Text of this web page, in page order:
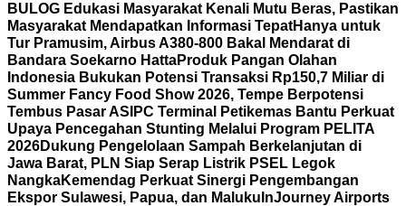
BULOG Edukasi Masyarakat Kenali Mutu Beras, Pastikan
Masyarakat Mendapatkan Informasi TepatHanya untuk
Tur Pramusim, Airbus A380-800 Bakal Mendarat di
Bandara Soekarno HattaProduk Pangan Olahan
Indonesia Bukukan Potensi Transaksi Rp150,7 Miliar di
Summer Fancy Food Show 2026, Tempe Berpotensi
Tembus Pasar AS IPC Terminal Petikemas Bantu Perkuat
Upaya Pencegahan Stunting Melalui Program PELITA
2026Dukung Pengelolaan Sampah Berkelanjutan di
Jawa Barat, PLN Siap Serap Listrik PSEL Legok
NangkaKemendag Perkuat Sinergi Pengembangan
Ekspor Sulawesi, Papua, dan Maluku InJourney Airports